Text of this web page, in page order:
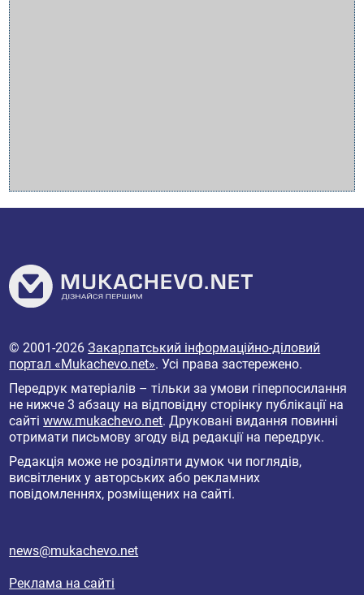
© 2001-2026Закарпатський інформаційно-діловий
портал «Mukachevo.net». Усі права застережено.
Передрук матеріалів – тільки за умови гіперпосилання
не нижче 3 абзацу на відповідну сторінку публікації на
сайтіwww.mukachevo.net. Друковані видання повинні
отримати письмову згоду від редакції на передрук.
Редакція може не розділяти думок чи поглядів,
висвітлених у авторських або рекламних
повідомленнях, розміщених на сайті.
news@mukachevo.net
Реклама на сайті